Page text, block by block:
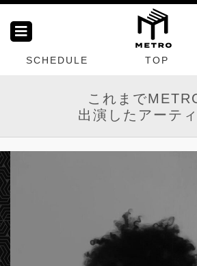
SCHEDULE TOP
これまで
出演したアーテ